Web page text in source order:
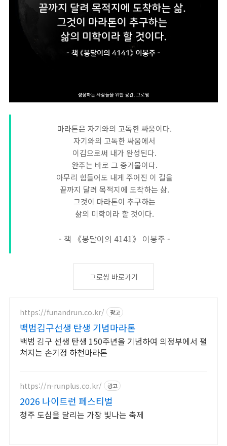
마라톤은 자기와의 고독한 싸움이다.
자기와의 고독한 싸움에서
이김으로써 내가 완성된다.
완주는 바로 그 증거물이다.
아무리 힘들어도 내게 주어진 이 길을
끝까지 달려 목적지에 도착하는 삶.
그것이 마라톤이 추구하는
삶의 미학이라 할 것이다.
- 책 《봉달이의 4141》 이봉주 -
그로씽 바로가기
https://funandrun.co.kr/ 광고
백범김구선생 탄생 기념마라톤
백범 김구 선생 탄생 150주년을 기념하여 의정부에서 펼
쳐지는 손기정 하천마라톤
https://n-runplus.co.kr/ 광고
2026 나이트런 페스티벌
청주 도심을 달리는 가장 빛나는 축제